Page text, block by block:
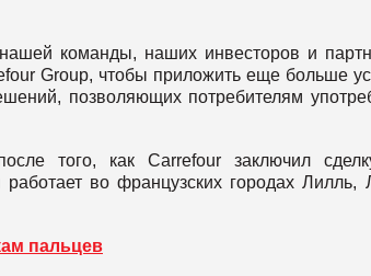
команды, наших инвесторов и
Group, чтобы приложить еще больше
позволяющих потребителям
того, как Carrefour заключил
во французских городах Лилль,
пальцев